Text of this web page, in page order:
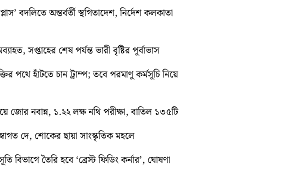
বদলিতে অন্তর্বর্তী স্থগিতাদেশ, নির্দেশ কলকাতা
সপ্তাহের শেষ পর্যন্ত ভারী বৃষ্টির পূর্বাভাস
পথে হাঁটতে চান ট্রাম্প; তবে পরমাণু কর্মসূচি নিয়ে
জোর নবান্ন, ১.২২ লক্ষ নথি পরীক্ষা, বাতিল ১৩৫টি
দে, শোকের ছায়া সাংস্কৃতিক মহলে
বিভাগে তৈরি হবে ‘ব্রেস্ট ফিডিং কর্নার’, ঘোষণা